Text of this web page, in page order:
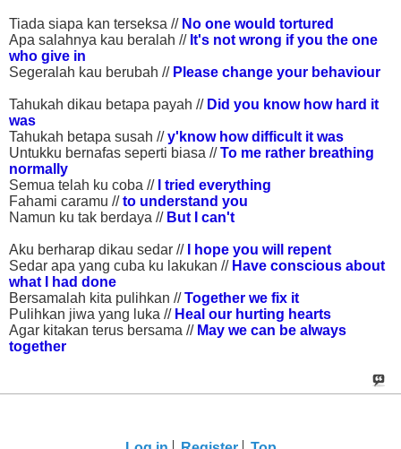
Tiada siapa kan terseksa // No one would tortured
Apa salahnya kau beralah // It's not wrong if you the one
who give in
Segeralah kau berubah // Please change your behaviour
Tahukah dikau betapa payah // Did you know how hard it
was
Tahukah betapa susah //y'know how difficult it was
Untukku bernafas seperti biasa //To me rather breathing
normally
Semua telah ku coba //
I tried everything
Fahami caramu //to understand you
Namun ku tak berdaya // But I can't
Aku berharap dikau sedar //
I hope you will repent
Sedar apa yang cuba ku lakukan // Have conscious about
what I had done
Bersamalah kita pulihkan //Together we fix it
Pulihkan jiwa yang luka // Heal our hurting hearts
Agar kitakan terus bersama // May we can be always
together